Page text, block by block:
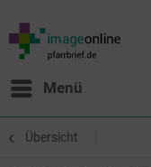
Menü
Übersicht